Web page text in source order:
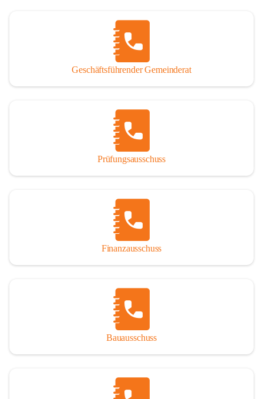
Geschäftsführender Gemeinderat
Prüfungsausschuss
Finanzausschuss
Bauausschuss